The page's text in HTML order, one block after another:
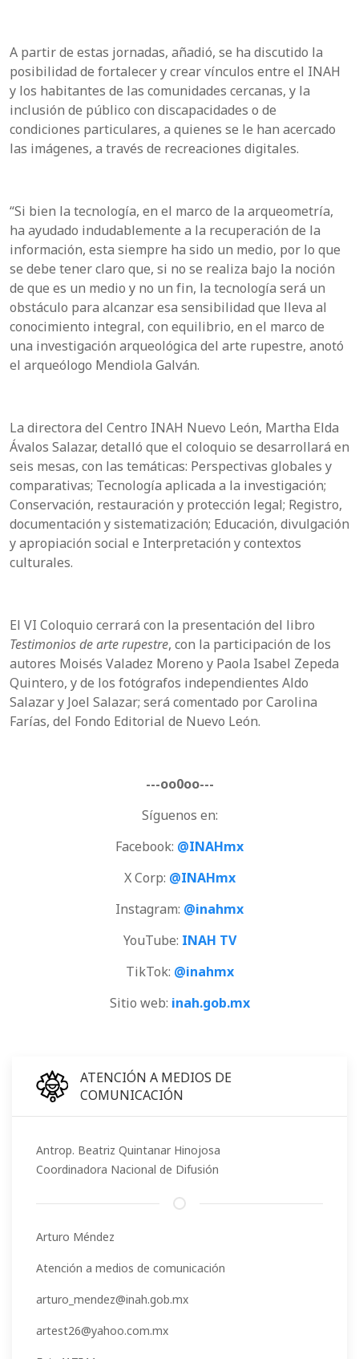
A partir de estas jornadas, añadió, se ha discutido la
posibilidad de fortalecer y crear vínculos entre el INAH
y los habitantes de las comunidades cercanas, y la
inclusión de público con discapacidades o de
condiciones particulares, a quienes se le han acercado
las imágenes, a través de recreaciones digitales.
“Si bien la tecnología, en el marco de la arqueometría,
ha ayudado indudablemente a la recuperación de la
información, esta siempre ha sido un medio, por lo que
se debe tener claro que, si no se realiza bajo la noción
de que es un medio y no un fin, la tecnología será un
obstáculo para alcanzar esa sensibilidad que lleva al
conocimiento integral, con equilibrio, en el marco de
una investigación arqueológica del arte rupestre, anotó
el arqueólogo Mendiola Galván.
La directora del Centro INAH Nuevo León, Martha Elda
Ávalos Salazar, detalló que el coloquio se desarrollará en
seis mesas, con las temáticas: Perspectivas globales y
comparativas; Tecnología aplicada a la investigación;
Conservación, restauración y protección legal; Registro,
documentación y sistematización; Educación, divulgación
y apropiación social e Interpretación y contextos
culturales.
El VI Coloquio cerrará con la presentación del libro
Testimonios de arte rupestre, con la participación de los
autores Moisés Valadez Moreno y Paola Isabel Zepeda
Quintero, y de los fotógrafos independientes Aldo
Salazar y Joel Salazar; será comentado por Carolina
Farías, del Fondo Editorial de Nuevo León.
---oo0oo---
Síguenos en:
Facebook: @INAHmx
X Corp: @INAHmx
Instagram: @inahmx
YouTube: INAH TV
TikTok: @inahmx
Sitio web: inah.gob.mx
ATENCIÓN A MEDIOS DE
COMUNICACIÓN
Antrop. Beatriz Quintanar Hinojosa
Coordinadora Nacional de Difusión
Arturo Méndez
Atención a medios de comunicación
arturo_mendez@inah.gob.mx
artest26@yahoo.com.mx